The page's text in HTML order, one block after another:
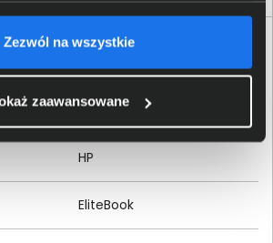
Zezwól na wszystkie
zaawansowane
HP EliteBook 850 G8
Produkt
HP
EliteBook